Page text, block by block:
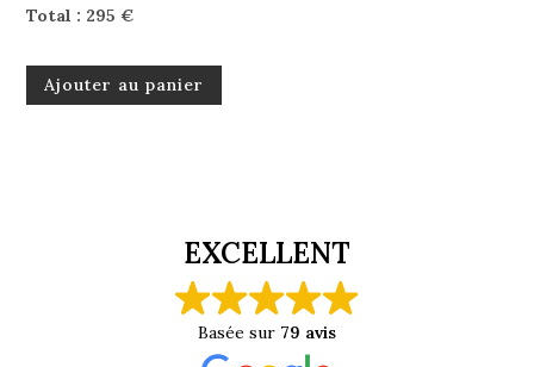
Total : 295 €
Ajouter au panier
EXCELLENT
Basée sur 79 avis